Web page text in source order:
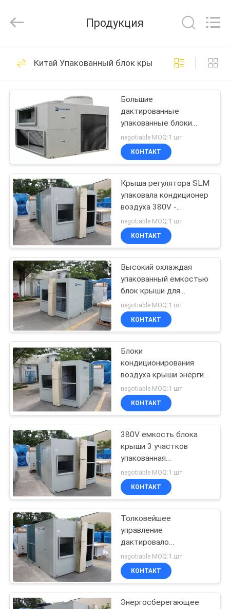
ДОМ
ПРОДУКТЫ
НАС
ПУТЕШЕСТВИЕ
ФАБРИКИ
ПРОВЕРКА
КАЧЕСТВА
СВЯЖИТЕСЬ
МЫ
СПРОСИТЕ
ЦИТАТУ
COMPANY
NEWS
КАРТА
САЙТА
PRIVACY
POLICY
Refrigeration
All
Reserved.
Охладитель
охлаженный
воздухом
модульный
40
Охлаженный
воздухом
охладитель винта
35
Воздух регулируя
блоки
25
кондиционер
воздуха точности
Блок катушки
вентилятора
11
Продукция
Китай Упакованный блок крыши
Большие
дактированные
упакованные блоки
Hvac крыши блока
крыши коммерчески
negotiable MOQ:1 шт
КОНТАКТ
Крыша регулятора SLM
упаковала кондиционер
воздуха 380V -
415V/3N/50HZ
negotiable MOQ:1 шт
КОНТАКТ
Высокий охлаждая
упакованный емкостью
блок крыши для
очищения воздуха
negotiable MOQ:1 шт
КОНТАКТ
Блоки
кондиционирования
воздуха крыши энергии
эффективные
дактированные
коммерчески для
negotiable MOQ:1 шт
КОНТАКТ
380V емкость блока
крыши 3 участков
упакованная
Humidification малая
охлаждая
negotiable MOQ:1 шт
КОНТАКТ
Толковейшее
управление
дактировало
установленные крышей
блоки
кондиционирования
R410A/TXV
negotiable MOQ:1 шт
КОНТАКТ
Энергосберегающее